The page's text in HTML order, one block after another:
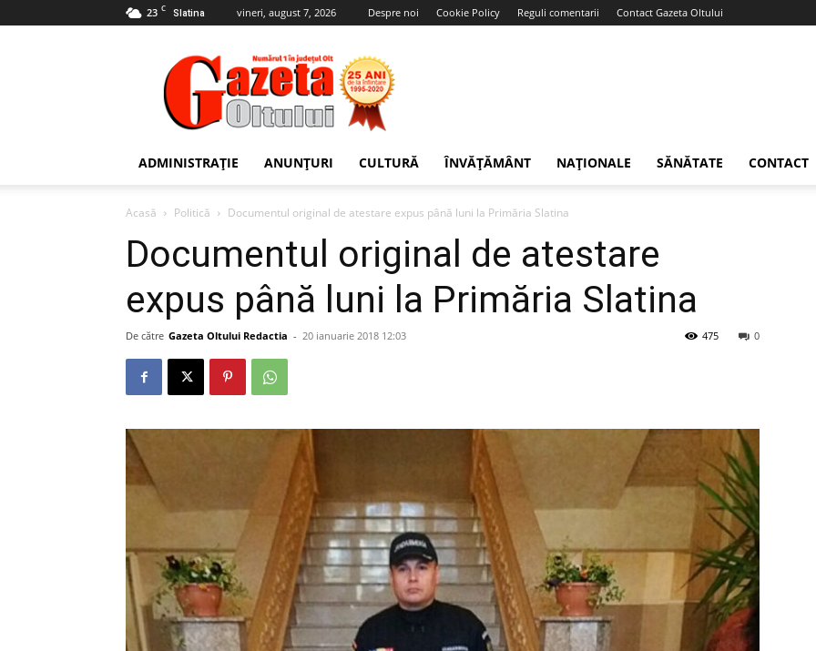
23 C Slatina vineri, august 7, 2026 Despre noi Cookie Policy Reguli comentarii Contact Gazeta Oltului
Gazeta
Oltului
ADMINISTRAȚIE ANUNȚURI CULTURĂ ÎNVĂȚĂMÂNT NAȚIONALE SĂNĂTATE CONTACT
Acasă Politică Documentul original de atestare expus până luni la Primăria Slatina
Documentul original de atestare
expus până luni la Primăria Slatina
De către Gazeta Oltului Redactia - 20 ianuarie 2018 12:03 0
475